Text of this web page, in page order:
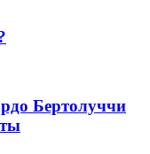
Бертолуччи